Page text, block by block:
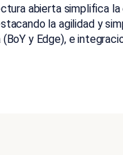
abierta simplifica
la agilidad y
( BoY y Edge), e